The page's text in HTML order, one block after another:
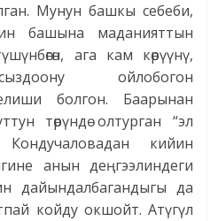
Мунун башкы себеби,
башына маданияттын
ага кам көрүүнү,
ойлобогон
болгон. Баарынан
төрүндө олтурган “эл
кийин
анын деңгээлиндеги
дайындалбагандыгы да
койду окшойт. Атүгүл